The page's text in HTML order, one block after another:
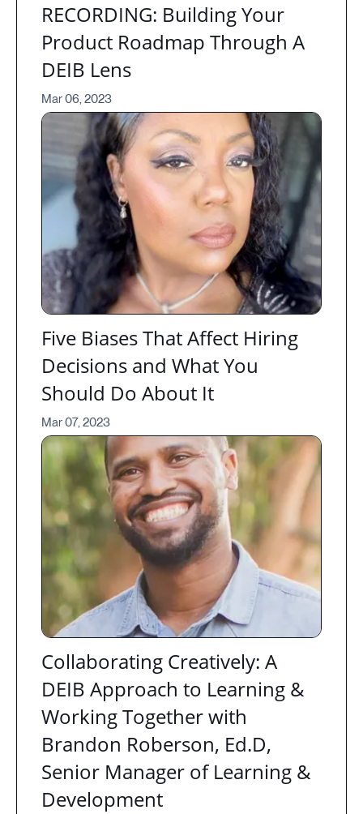
RECORDING: Building Your
Product Roadmap Through A
DEIB Lens
Mar 06, 2023
Five Biases That Affect Hiring
Decisions and What You
Should Do About It
Mar 07, 2023
Collaborating Creatively: A
DEIB Approach to Learning &
Working Together with
Brandon Roberson, Ed.D,
Senior Manager of Learning &
Development